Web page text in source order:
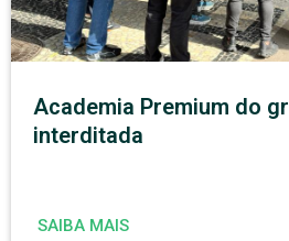
Academia Premium do
interditada
SAIBA MAIS